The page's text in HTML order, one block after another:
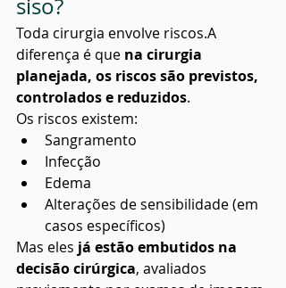
siso?
Toda cirurgia envolve riscos.A
diferença é que na cirurgia
planejada, os riscos são previstos,
controlados e reduzidos.
Os riscos existem:
Sangramento
Infecção
Edema
Alterações de sensibilidade (em
casos específicos)
Mas eles já estão embutidos na
decisão cirúrgica, avaliados